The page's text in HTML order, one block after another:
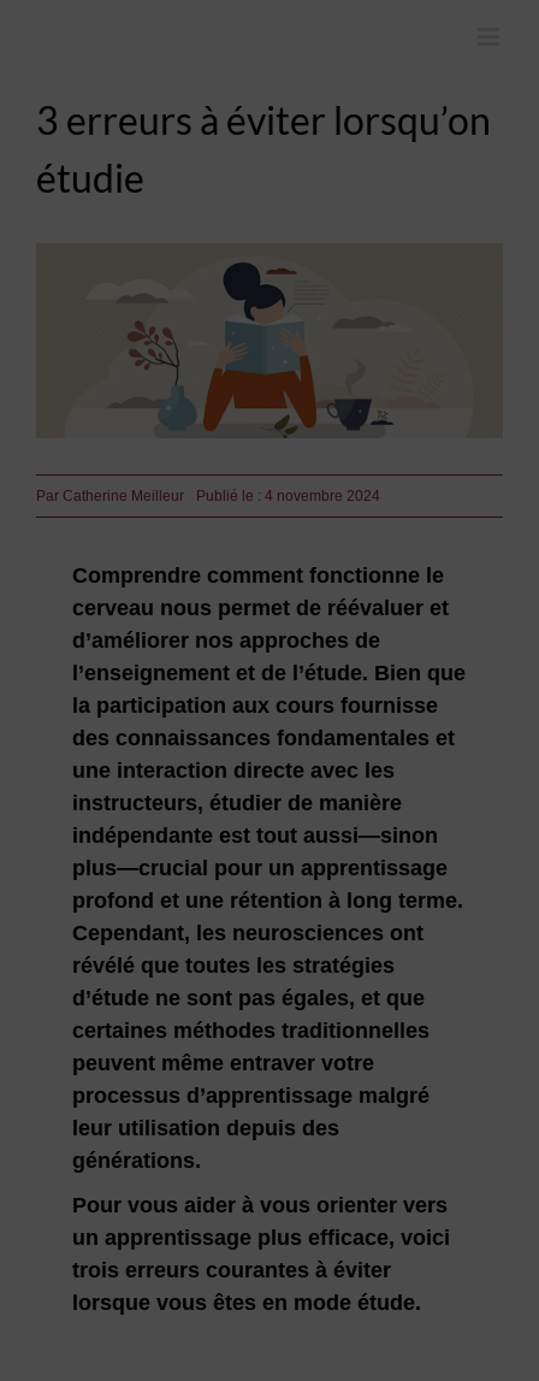
3 erreurs à éviter lorsqu’on
étudie
Par Catherine Meilleur Publié le : 4 novembre 2024
Comprendre comment fonctionne le
cerveau nous permet de réévaluer et
d’améliorer nos approches de
l’enseignement et de l’étude. Bien que
la participation aux cours fournisse
des connaissances fondamentales et
une interaction directe avec les
instructeurs, étudier de manière
indépendante est tout aussi—sinon
plus—crucial pour un apprentissage
profond et une rétention à long terme.
Cependant, les neurosciences ont
révélé que toutes les stratégies
d’étude ne sont pas égales, et que
certaines méthodes traditionnelles
peuvent même entraver votre
processus d’apprentissage malgré
leur utilisation depuis des
générations.
Pour vous aider à vous orienter vers
un apprentissage plus efficace, voici
trois erreurs courantes à éviter
lorsque vous êtes en mode étude.